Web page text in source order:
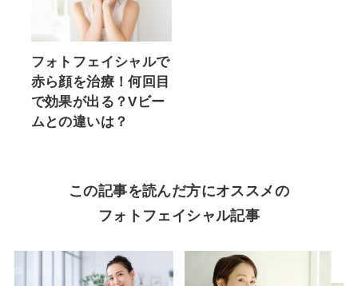
フォトフェイシャルで
赤ら顔を治療！何回目
で効果が出る？Vビー
ムとの違いは？
この記事を読んだ方にオススメの
フォトフェイシャル記事